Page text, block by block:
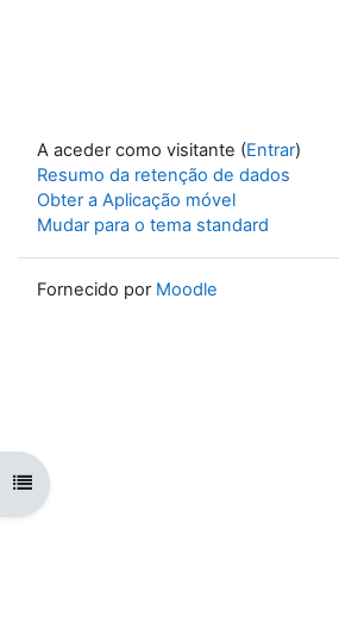
Abrir índice da disciplina
A aceder como visitante (Entrar)
Resumo da retenção de dados
Obter a Aplicação móvel
Mudar para o tema standard
Fornecido por Moodle